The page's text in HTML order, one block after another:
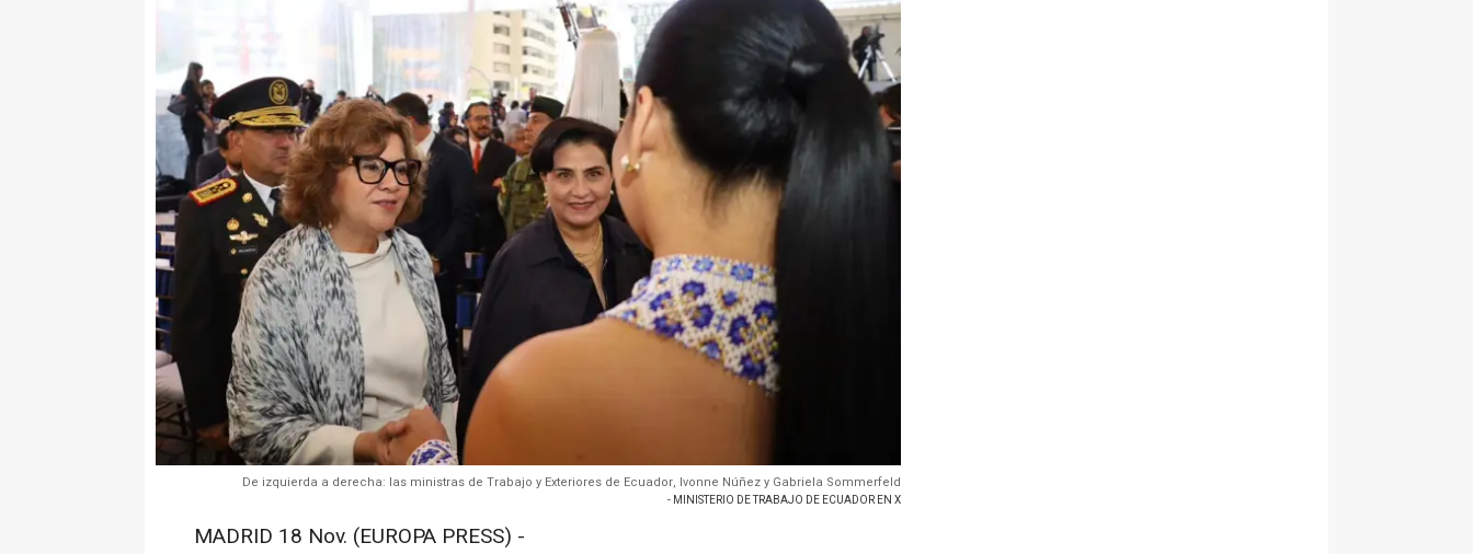
De izquierda a derecha: las ministras de Trabajo y Exteriores de Ecuador, Ivonne Núñez y Gabriela Sommerfeld
- MINISTERIO DE TRABAJO DE ECUADOR EN X
MADRID 18 Nov. (EUROPA PRESS) -